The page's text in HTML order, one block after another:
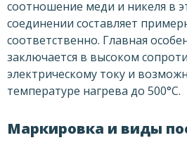
соотношение меди и никеля в
соединении составляет
соответственно. Главная
заключается в высоком
электрическому току и
температуре нагрева до 500°C.
Маркировка и виды